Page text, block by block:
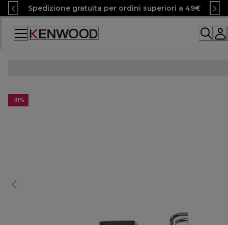
Skip
to
Content
Spedizione gratuita per ordini superiori a 49€
Accessibility
-31%